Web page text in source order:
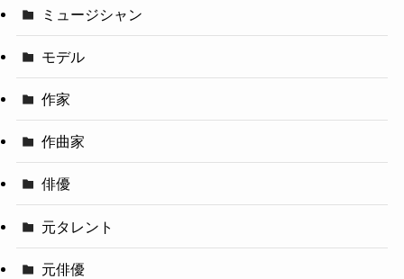
ミュージシャン
モデル
作家
作曲家
俳優
元タレント
元俳優